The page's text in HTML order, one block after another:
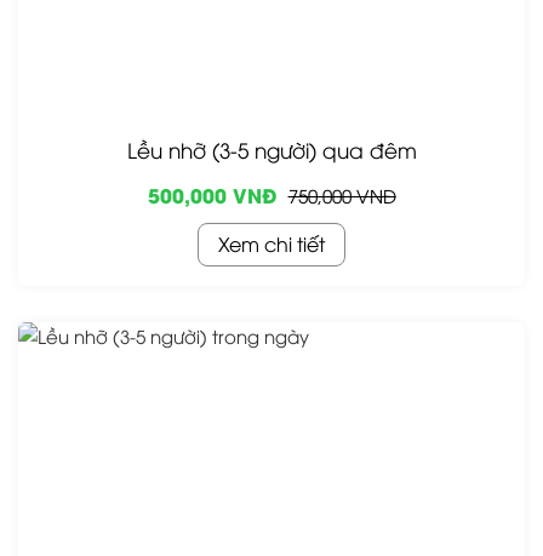
Lều nhỡ (3-5 người) qua đêm
500,000 VNĐ 750,000 VNĐ
Xem chi tiết